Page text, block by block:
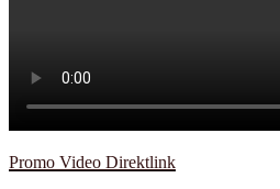
Promo Video Direktlink